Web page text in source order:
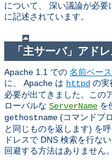
について、 深い議論が必
に記述されています。
「主サーバ」アド
Apache 1.1 での 名前ベー
に、 Apache は httpd の実
必要が出てきました。この
ローバルな ServerName を
gethostname (コマンドプ
と同じものを返します) を
ドレスで DNS 検索を行な
回避する方法はありません。